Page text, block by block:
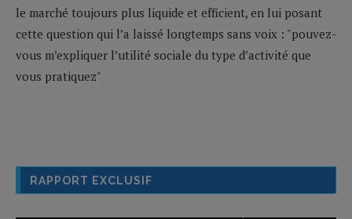
le marché toujours plus liquide et efficient, en lui posant
cette question qui l’a laissé longtemps sans voix : "pouvez-
vous m’expliquer l’utilité sociale du type d’activité que
vous pratiquez"
RAPPORT EXCLUSIF